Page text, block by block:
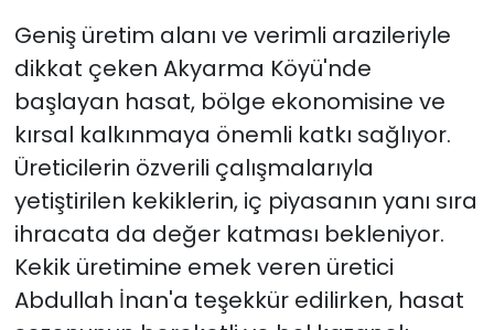
Geniş üretim alanı ve verimli arazileriyle
dikkat çeken Akyarma Köyü'nde
başlayan hasat, bölge ekonomisine ve
kırsal kalkınmaya önemli katkı sağlıyor.
Üreticilerin özverili çalışmalarıyla
yetiştirilen kekiklerin, iç piyasanın yanı sıra
ihracata da değer katması bekleniyor.
Kekik üretimine emek veren üretici
Abdullah İnan'a teşekkür edilirken, hasat